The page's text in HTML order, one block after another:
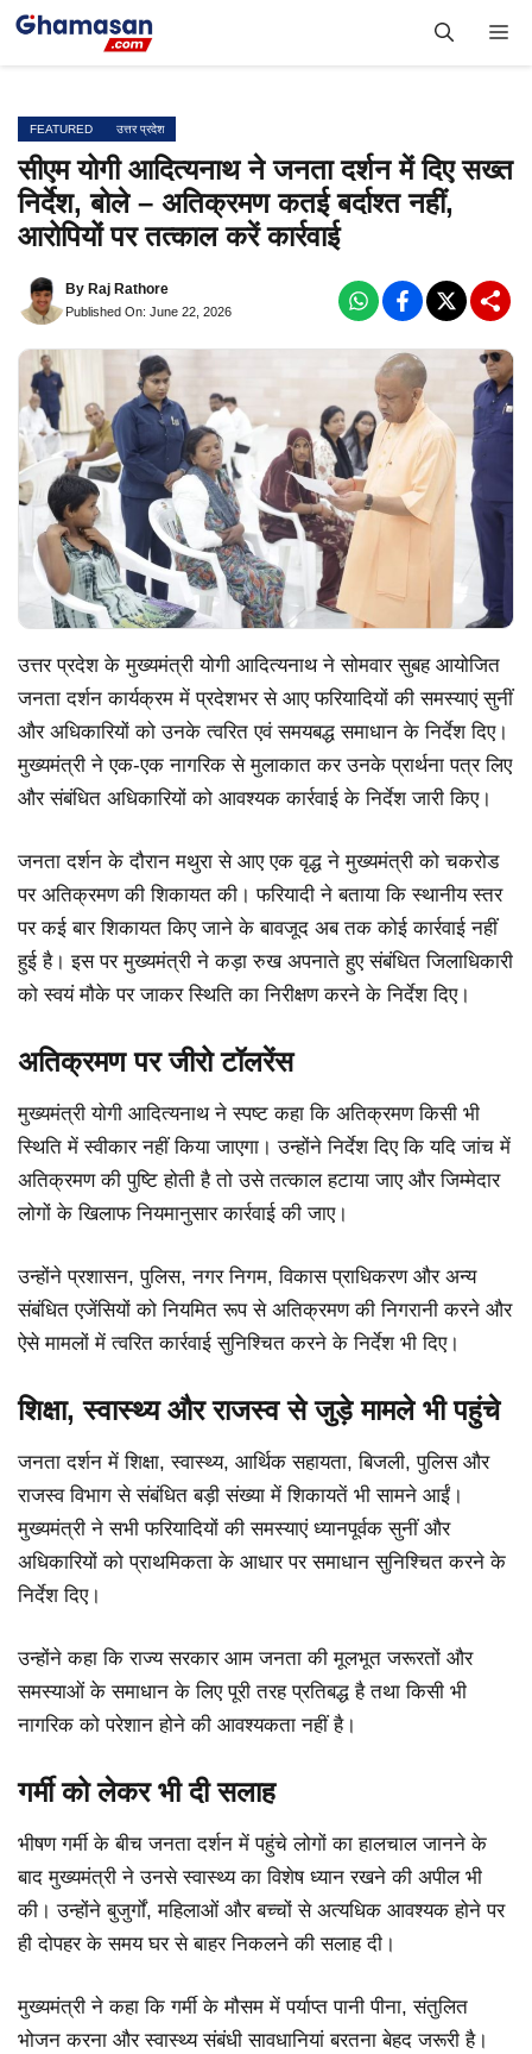
Skip
FEATURED उत्तर प्रदेश
सीएम योगी आदित्यनाथ ने जनता दर्शन में दिए सख्त
निर्देश, बोले – अतिक्रमण कतई बर्दाश्त नहीं,
आरोपियों पर तत्काल करें कार्रवाई
By Raj Rathore
Published On: June 22, 2026
उत्तर प्रदेश के मुख्यमंत्री योगी आदित्यनाथ ने सोमवार सुबह आयोजित
जनता दर्शन कार्यक्रम में प्रदेशभर से आए फरियादियों की समस्याएं सुनीं
और अधिकारियों को उनके त्वरित एवं समयबद्ध समाधान के निर्देश दिए।
मुख्यमंत्री ने एक-एक नागरिक से मुलाकात कर उनके प्रार्थना पत्र लिए
और संबंधित अधिकारियों को आवश्यक कार्रवाई के निर्देश जारी किए।
जनता दर्शन के दौरान मथुरा से आए एक वृद्ध ने मुख्यमंत्री को चकरोड
पर अतिक्रमण की शिकायत की। फरियादी ने बताया कि स्थानीय स्तर
पर कई बार शिकायत किए जाने के बावजूद अब तक कोई कार्रवाई नहीं
हुई है। इस पर मुख्यमंत्री ने कड़ा रुख अपनाते हुए संबंधित जिलाधिकारी
को स्वयं मौके पर जाकर स्थिति का निरीक्षण करने के निर्देश दिए।
अतिक्रमण पर जीरो टॉलरेंस
मुख्यमंत्री योगी आदित्यनाथ ने स्पष्ट कहा कि अतिक्रमण किसी भी
स्थिति में स्वीकार नहीं किया जाएगा। उन्होंने निर्देश दिए कि यदि जांच में
अतिक्रमण की पुष्टि होती है तो उसे तत्काल हटाया जाए और जिम्मेदार
लोगों के खिलाफ नियमानुसार कार्रवाई की जाए।
उन्होंने प्रशासन, पुलिस, नगर निगम, विकास प्राधिकरण और अन्य
संबंधित एजेंसियों को नियमित रूप से अतिक्रमण की निगरानी करने और
ऐसे मामलों में त्वरित कार्रवाई सुनिश्चित करने के निर्देश भी दिए।
शिक्षा, स्वास्थ्य और राजस्व से जुड़े मामले भी पहुंचे
जनता दर्शन में शिक्षा, स्वास्थ्य, आर्थिक सहायता, बिजली, पुलिस और
राजस्व विभाग से संबंधित बड़ी संख्या में शिकायतें भी सामने आईं।
मुख्यमंत्री ने सभी फरियादियों की समस्याएं ध्यानपूर्वक सुनीं और
अधिकारियों को प्राथमिकता के आधार पर समाधान सुनिश्चित करने के
निर्देश दिए।
उन्होंने कहा कि राज्य सरकार आम जनता की मूलभूत जरूरतों और
समस्याओं के समाधान के लिए पूरी तरह प्रतिबद्ध है तथा किसी भी
नागरिक को परेशान होने की आवश्यकता नहीं है।
गर्मी को लेकर भी दी सलाह
भीषण गर्मी के बीच जनता दर्शन में पहुंचे लोगों का हालचाल जानने के
बाद मुख्यमंत्री ने उनसे स्वास्थ्य का विशेष ध्यान रखने की अपील भी
की। उन्होंने बुजुर्गों, महिलाओं और बच्चों से अत्यधिक आवश्यक होने पर
ही दोपहर के समय घर से बाहर निकलने की सलाह दी।
मुख्यमंत्री ने कहा कि गर्मी के मौसम में पर्याप्त पानी पीना, संतुलित
भोजन करना और स्वास्थ्य संबंधी सावधानियां बरतना बेहद जरूरी है।